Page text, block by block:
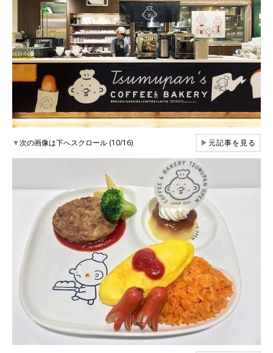
▼次の画像は下へスクロール (10/16) ▶元記事を見る